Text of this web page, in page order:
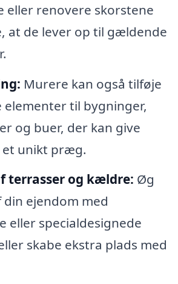
eller renovere skorstene
at de lever op til gældende
Murere kan også tilføje
elementer til bygninger,
og buer, der kan give
unikt præg.
terrasser og kældre: Øg
ejendom med
eller specialdesignede
skabe ekstra plads med